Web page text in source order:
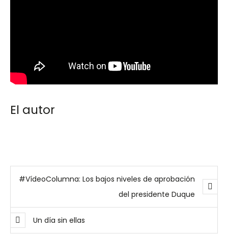
El autor
#VídeoColumna: Los bajos niveles de aprobación
del presidente Duque
Un día sin ellas